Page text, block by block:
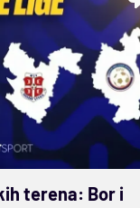
terena: Bor i